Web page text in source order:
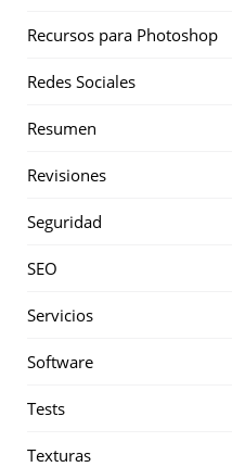
Recursos para Photoshop
Redes Sociales
Resumen
Revisiones
Seguridad
SEO
Servicios
Software
Tests
Texturas